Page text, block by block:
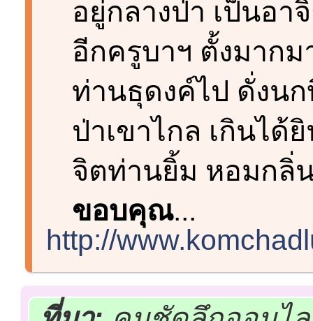
อยู่กลางป่า เป็นอา
อีกครูบาฯ ตั้งมากม
ท่านธุดงค์ไป ดั่งน
ป่าเขาไกล เกินได้
จิตท่านยิ้ม หอมกลิ่
ขอบคุณ...
http://